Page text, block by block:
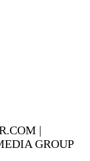
|
GROUP